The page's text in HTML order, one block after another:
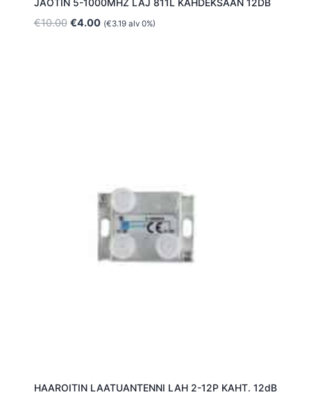
€10.00 Alkuperäinen
€4.00Nykyinen
(€3.19alv 0%)
HAAROITIN LAATUANTENNI LAH 2-12P KAHT. 12dB